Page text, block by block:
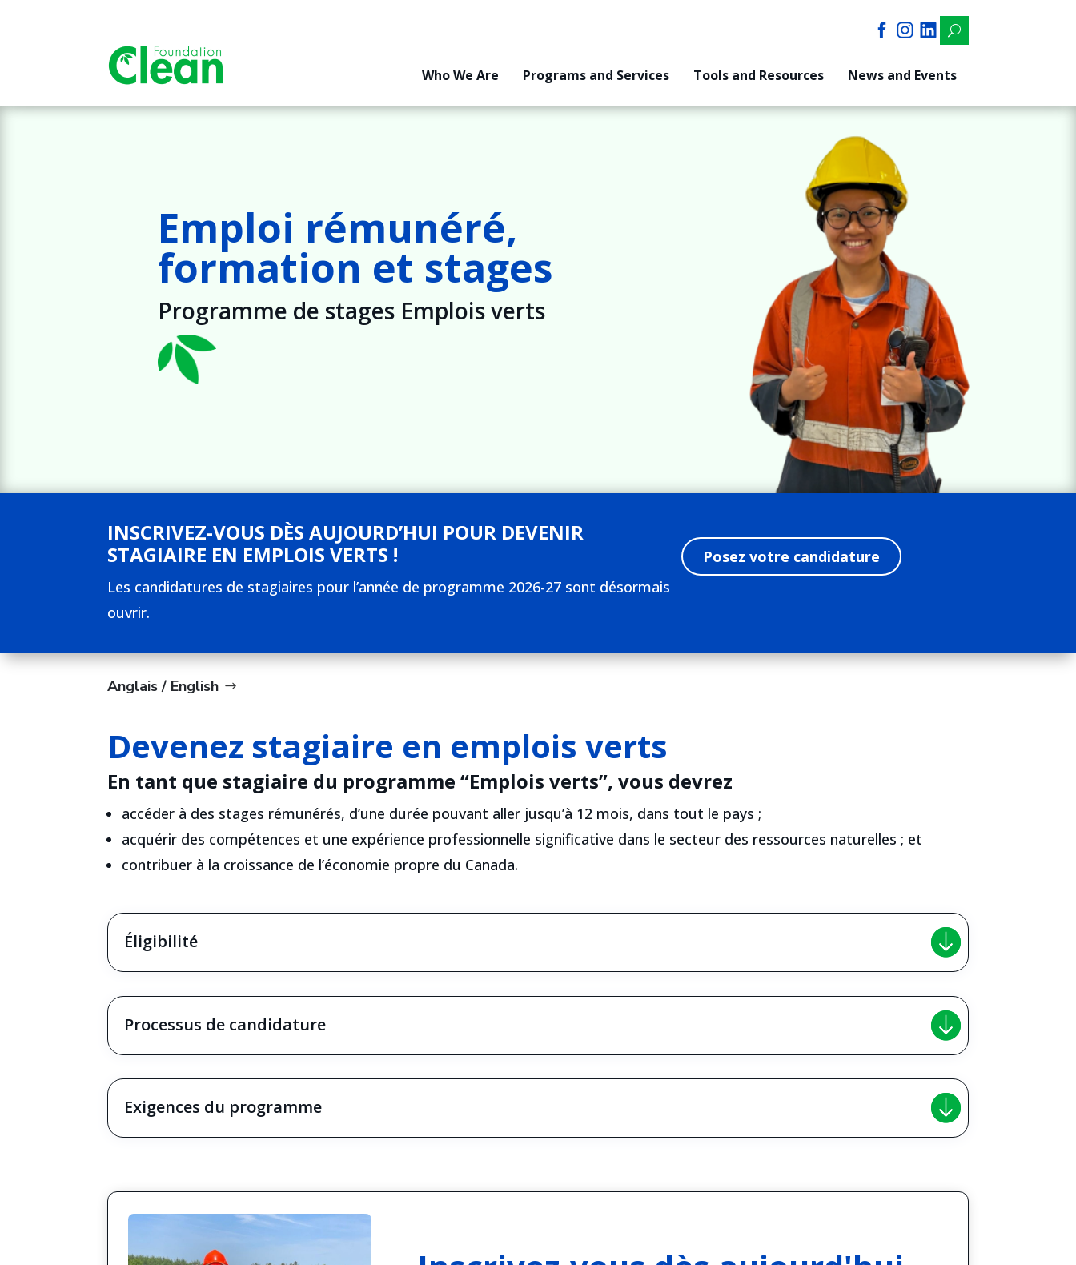
U
Who We Are Programs and Services Tools and Resources News and Events
Emploi rémunéré,
formation et stages
Programme de stages Emplois verts
INSCRIVEZ-VOUS DÈS AUJOURD’HUI POUR DEVENIR
STAGIAIRE EN EMPLOIS VERTS !
Les candidatures de stagiaires pour l’année de programme 2026-27 sont désormais
ouvrir.
Posez votre candidature
Anglais / English
Devenez stagiaire en emplois verts
En tant que stagiaire du programme “Emplois verts”, vous devrez
accéder à des stages rémunérés, d’une durée pouvant aller jusqu’à 12 mois, dans tout le pays ;
acquérir des compétences et une expérience professionnelle significative dans le secteur des ressources naturelles ; et
contribuer à la croissance de l’économie propre du Canada.
Éligibilité
Processus de candidature
Exigences du programme